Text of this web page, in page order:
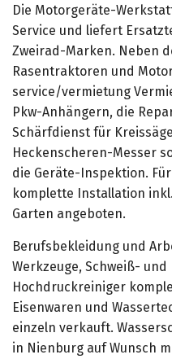
Die Motorgeräte-
Service und liefert
Zweirad-Marken. Neben
Rasentraktoren und
service/vermietung
Pkw-Anhängern, die
Schärfdienst für
Heckenscheren-Messer
die Geräte-Inspektion.
komplette Installation
Garten angeboten.
Berufsbekleidung und
Werkzeuge, Schweiß- und
Hochdruckreiniger
Eisenwaren und
einzeln verkauft.
in Nienburg auf Wunsch